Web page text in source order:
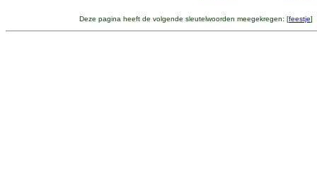
Deze pagina heeft de volgende sleutelwoorden meegekregen: [feestje]